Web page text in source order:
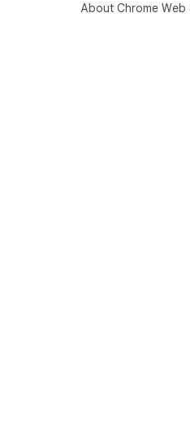
About Chrome Web